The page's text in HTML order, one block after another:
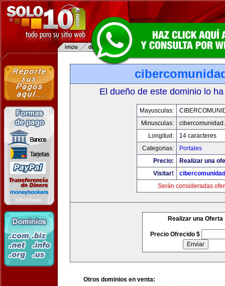
El dueño de este dominio lo
Mayusculas:
Minusculas:
Longitud:
14 caracteres
Categorias:
Portales
Precio:
Realizar una
Visitar!
Serán consideradas
Realizar una Oferta
Precio Ofrecido $
Otros dominios en venta: